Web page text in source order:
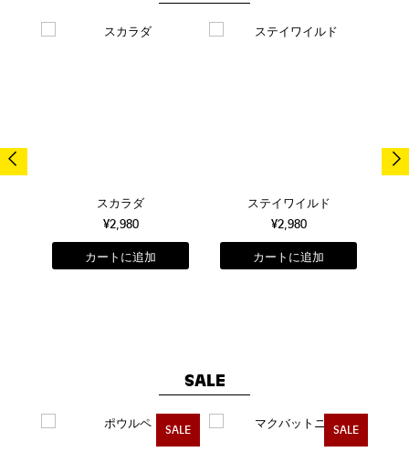
スカラダ
¥2,980
ステイワイルド
¥2,980
SALE
SALE SALE